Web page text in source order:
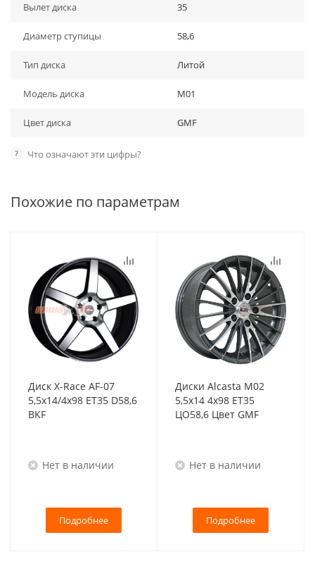
Вылет диска 35
Диаметр ступицы 58,6
Тип диска Литой
Модель диска M01
Цвет диска GMF
? Что означают эти цифры?
Похожие по параметрам
Диск X-Race AF-07
5,5x14/4x98 ET35 D58,6
BKF
Нет в наличии
Подробнее
Диски Alcasta M02
5,5x14 4x98 ET35
ЦО58,6 Цвет GMF
Нет в наличии
Подробнее